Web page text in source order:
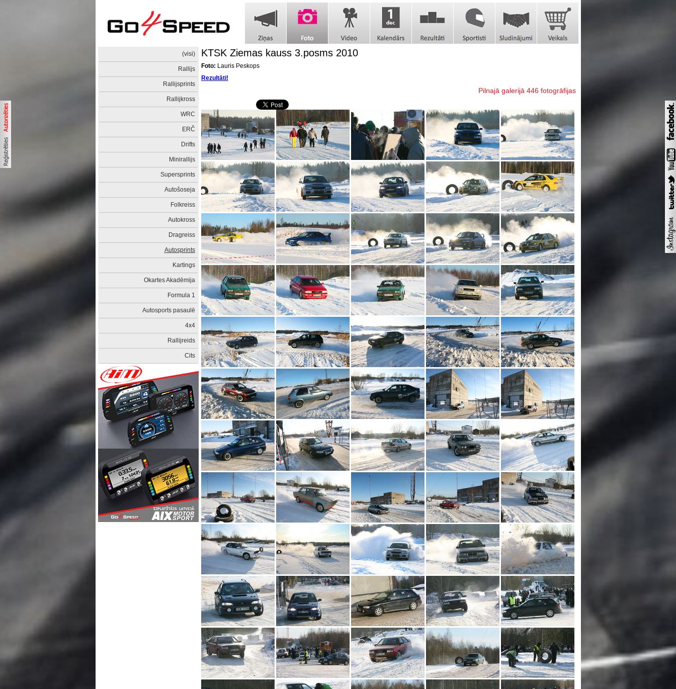
(visi)
Rallijs
Rallijsprints
Rallijkross
WRC
ERČ
Drifts
Minirallijs
Supersprints
Autošoseja
Folkreiss
Autokross
Dragreiss
Autosprints
Kartings
Okartes Akadēmija
Formula 1
Autosports pasaulē
4x4
Rallijreids
Cits
KTSK Ziemas kauss 3.posms 2010
Foto: Lauris Peskops
Rezultāti!
Pilnajā galerijā 446 fotogrāfijas